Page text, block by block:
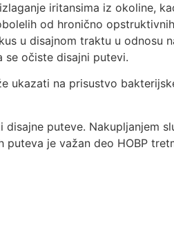
iritansima iz okoline,
od hronično
u disajnom traktu u odnosu
se očiste disajni putevi.
ukazati na prisustvo
puteve. Nakupljanjem
je važan deo HOBP